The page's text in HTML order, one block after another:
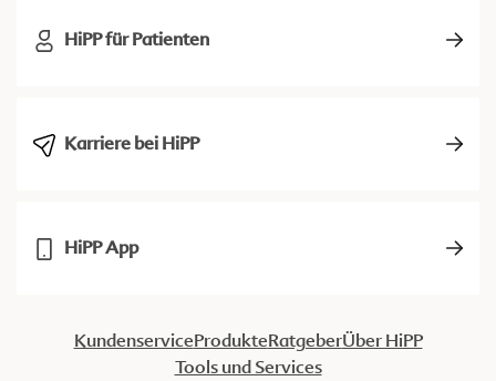
HiPP für Patienten
Karriere bei HiPP
HiPP App
KundenserviceProdukteRatgeberÜber HiPP
Tools und Services